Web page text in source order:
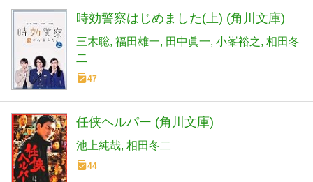
時効警察はじめました(上) (角川文庫)
三木聡 福田雄一 田中眞一 小峯裕之 相田冬
二
47
任侠ヘルパー (角川文庫)
池上純哉 相田冬二
44